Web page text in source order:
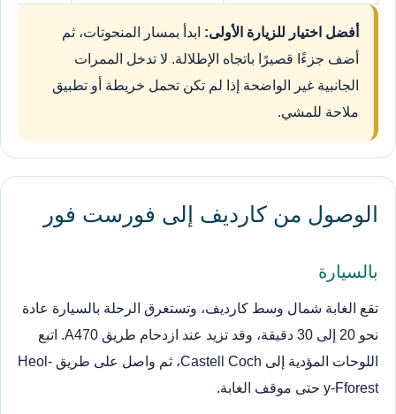
أفضل اختيار للزيارة الأولى: ابدأ بمسار المنحوتات، ثم
أضف جزءًا قصيرًا باتجاه الإطلالة. لا تدخل الممرات
الجانبية غير الواضحة إذا لم تكن تحمل خريطة أو تطبيق
ملاحة للمشي.
الوصول من كارديف إلى فورست فور
بالسيارة
تقع الغابة شمال وسط كارديف، وتستغرق الرحلة بالسيارة عادة
نحو 20 إلى 30 دقيقة، وقد تزيد عند ازدحام طريق A470. اتبع
اللوحات المؤدية إلى Castell Coch، ثم واصل على طريق Heol-
y-Fforest حتى موقف الغابة.